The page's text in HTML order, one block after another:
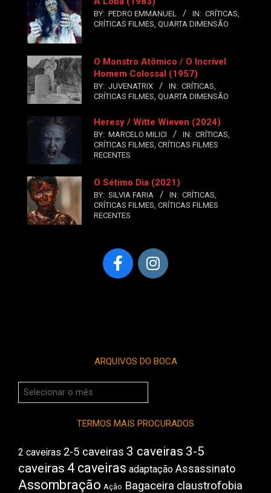
BY: PEDRO EMMANUEL IN: CRÍTICAS
CRÍTICAS FILMES QUARTA DIMENSÃO
O Monstro Atômico / O Incrível
Homem Colossal (1957)
BY: JUVENATRIX IN: CRÍTICAS
CRÍTICAS FILMES QUARTA DIMENSÃO
Heresy / Witte Wieven (2024)
BY: MARCELO MILICI IN: CRÍTICAS
CRÍTICAS FILMES CRÍTICAS FILMES
RECENTES
O Sétimo Dia (2021)
BY: SILVIA FARIA IN: CRÍTICAS
CRÍTICAS FILMES CRÍTICAS FILMES
RECENTES
ARQUIVOS DO BOCA
Arquivos
do
TERMOS MAIS PROCURADOS
2 caveiras 2-5 caveiras 3 caveiras 3-5
caveiras 4 caveiras adaptação Assassinato
Assombração Ação Bagaceira claustrofobia